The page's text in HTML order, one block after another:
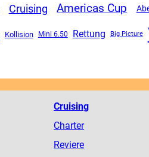
Cruising Americas Cup
Kollision Mini 6.50 Rettung Big Picture
Cruising
Charter
Reviere